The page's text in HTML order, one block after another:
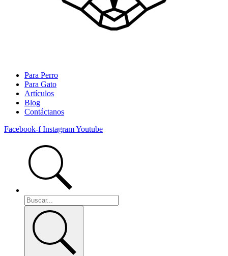
Para Perro
Para Gato
Artículos
Blog
Contáctanos
Facebook-f InstagramYoutube